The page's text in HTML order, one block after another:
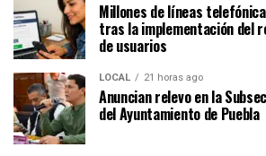
Millones de líneas
tras la implementación del
de usuarios
LOCAL 21 horas ago
Anuncian relevo en la
del Ayuntamiento de Puebla